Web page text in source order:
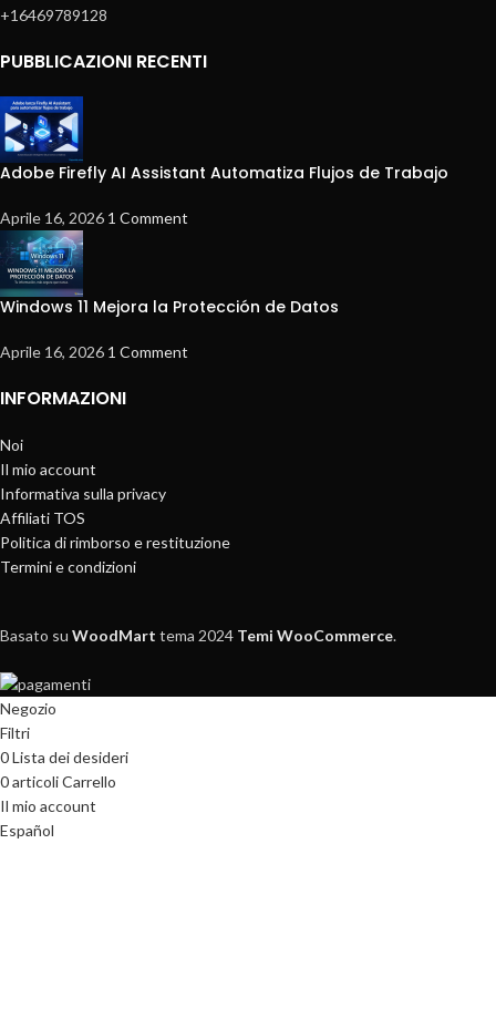
+16469789128
PUBBLICAZIONI RECENTI
Adobe Firefly AI Assistant Automatiza Flujos de Trabajo
Aprile 16, 2026 1 Comment
Windows 11 Mejora la Protección de Datos
Aprile 16, 2026 1 Comment
INFORMAZIONI
Noi
Il mio account
Informativa sulla privacy
Affiliati TOS
Politica di rimborso e restituzione
Termini e condizioni
Basato su WoodMart tema 2024 Temi WooCommerce.
Negozio
Filtri
0Lista dei desideri
0articoliCarrello
Il mio account
Español